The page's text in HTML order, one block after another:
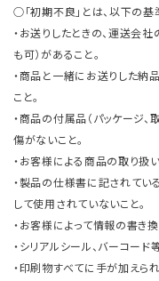
○「初期不良」とは、以下の基
・お送りしたときの、運送会
も可）があること。
・商品と一緒にお送りした納
こと。
・商品の付属品（パッケージ
傷がないこと。
・お客様による商品の取り扱
・製品の仕様書に記されて
して使用されていないこと。
・お客様によって情報の書き
・シリアルシール、バーコード
・印刷物すべてに手が加えられ